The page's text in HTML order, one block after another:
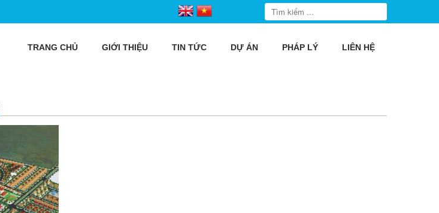
TRANG CHỦ GIỚI THIỆU TIN TỨC DỰ ÁN PHÁP LÝ LIÊN HỆ